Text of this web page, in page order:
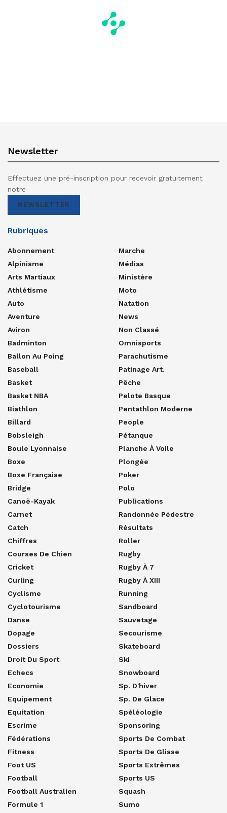
Newsletter
Effectuez une pré-inscription pour recevoir gratuitement
notre
NEWSLETTER
Rubriques
Abonnement
Alpinisme
Arts Martiaux
Athlétisme
Auto
Aventure
Aviron
Badminton
Ballon Au Poing
Baseball
Basket
Basket NBA
Biathlon
Billard
Bobsleigh
Boule Lyonnaise
Boxe
Boxe Française
Bridge
Canoë-Kayak
Carnet
Catch
Chiffres
Courses De Chien
Cricket
Curling
Cyclisme
Cyclotourisme
Danse
Dopage
Dossiers
Droit Du Sport
Echecs
Economie
Equipement
Equitation
Escrime
Fédérations
Fitness
Foot US
Football
Football Australien
Formule 1
Marche
Médias
Ministère
Moto
Natation
News
Non Classé
Omnisports
Parachutisme
Patinage Art.
Pêche
Pelote Basque
Pentathlon Moderne
People
Pétanque
Planche À Voile
Plongée
Poker
Polo
Publications
Randonnée Pédestre
Résultats
Roller
Rugby
Rugby À 7
Rugby À XIII
Running
Sandboard
Sauvetage
Secourisme
Skateboard
Ski
Snowboard
Sp. D'hiver
Sp. De Glace
Spéléologie
Sponsoring
Sports De Combat
Sports De Glisse
Sports Extrêmes
Sports US
Squash
Sumo